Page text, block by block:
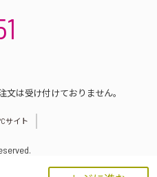
は受け付けておりません。
サイト